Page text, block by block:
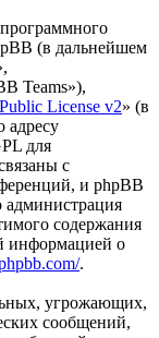
(в дальнейшем
Teams»),
License v2» (в
адресу
для
с
и phpBB
администрация
содержания
информацией о
.
угрожающих,
сообщений,